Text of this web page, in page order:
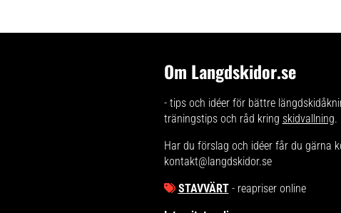
Om Langdskidor.se
- tips och idéer för bättre
träningstips och råd kring skidvallning.
Har du förslag och idéer får du gärna
kontakt@langdskidor.se
STAVVÄRT- reapriser online